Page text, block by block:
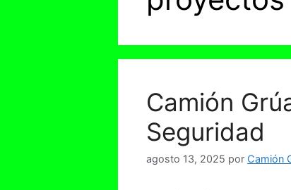
Camión
Seguridad
agosto 13, 2025 por Camión